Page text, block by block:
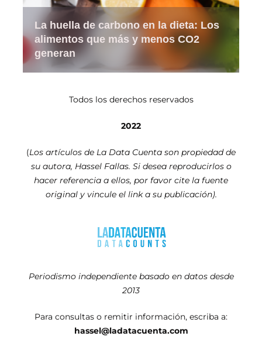
La huella de carbono en la dieta: Los
alimentos que más y menos CO2
generan
Todos los derechos reservados
2022
(Los artículos de La Data Cuenta son propiedad de
su autora, Hassel Fallas. Si desea reproducirlos o
hacer referencia a ellos, por favor cite la fuente
original y vincule el link a su publicación).
Periodismo independiente basado en datos desde
2013
Para consultas o remitir información, escriba a:
hassel@ladatacuenta.com